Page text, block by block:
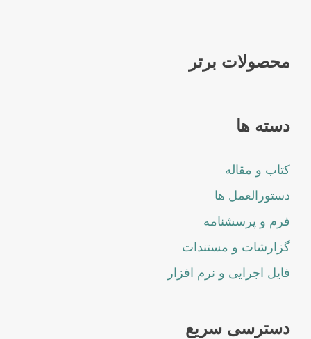
محصولات برتر
دسته ها
کتاب و مقاله
دستورالعمل ها
فرم و پرسشنامه
گزارشات و مستندات
فایل اجرایی و نرم افزار
دسترسی سریع